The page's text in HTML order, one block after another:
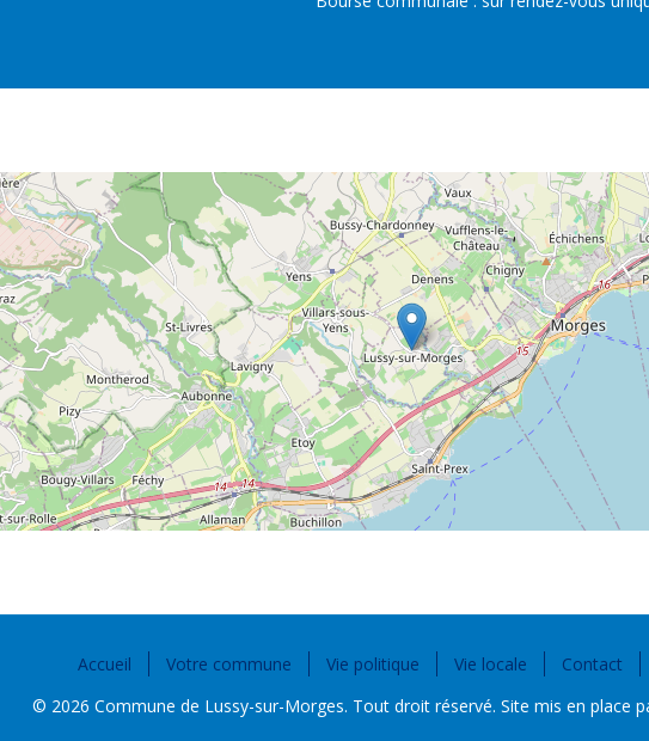
Accueil Votre commune Vie politique Vie locale Contact
© 2026 Commune de Lussy-sur-Morges. Tout droit réservé. Site mis en place